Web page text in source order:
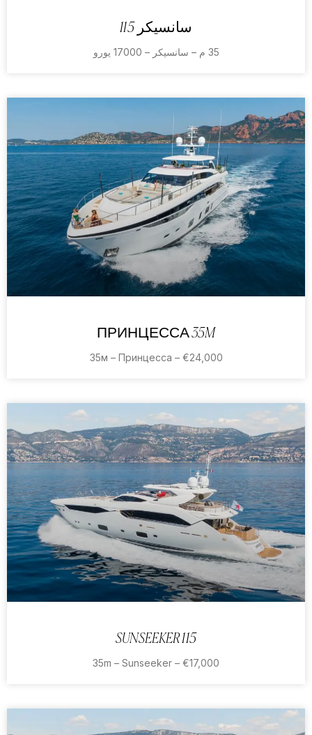
سانسيكر 115
35 م – سانسيكر – 17000 يورو
ПРИНЦЕССА 35M
35м – Принцесса – €24,000
SUNSEEKER 115
35m – Sunseeker – €17,000